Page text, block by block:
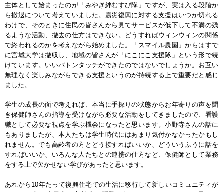
主体として始まったのが「みやぎ絆むすび隊」ですが、実は入る段階か
ら撤退について考えていました。震災復興に対する支援はいつか切れる
わけで、そのときに住民の皆さんから見てサービスが低下して不満の残
るような活動、撤去の仕方はできない。どうすればウィンウィンの関係
で終われるのかを考えながら始めました。「スマイル農園」からはすで
に宮城大学は撤収し、地域の皆さんが「にこにこ支援隊」という形で続
けています。いいバトンタッチができたのではないでしょうか。お互い
無理なく楽しみながらできる支援というのが持続する上で重要だと感じ
ました。
学生の成長の面で考えれば、本当に手探りの状態からお年寄りの声を聞
き保健師さんの指導を受けながら必要な活動をしてきましたので、看護
職として必要な視点を学ぶ機会になったと思います。小野寺さんの話に
もありましたが、本人たちは学生時代にはあまり気付かなかったかもし
れません。でも高齢者の方とどう接すればいいか、どういうふうに話を
すればいいか、いろんな人たちとの連携の仕方など、保健師として業務
をする上で欠かせない学びがあったと思います。
あれから10年たって復興住宅での生活に移行して新しいコミュニティが